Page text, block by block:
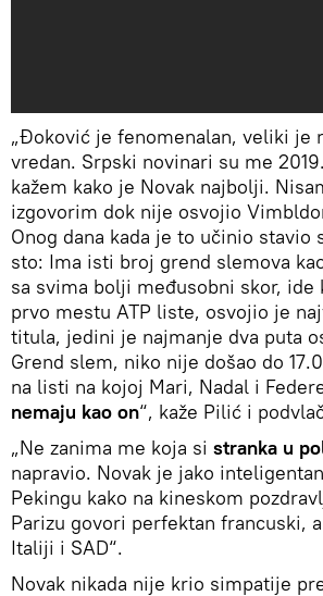
„Đoković je fenomenalan, veliki je
vredan. Srpski novinari su me
kažem kako je Novak najbolji.
izgovorim dok nije osvojio
Onog dana kada je to učinio stavio
sto: Ima isti broj grend slemova
sa svima bolji međusobni skor, ide
prvo mestu ATP liste, osvojio je
titula, jedini je najmanje dva puta
Grend slem, niko nije došao do
na listi na kojoj Mari, Nadal i
nemaju kao on“, kaže Pilić i
„Ne zanima me koja si stranka u
napravio. Novak je jako
Pekingu kako na kineskom
Parizu govori perfektan francuski,
Italiji i SAD“.
Novak nikada nije krio simpatije